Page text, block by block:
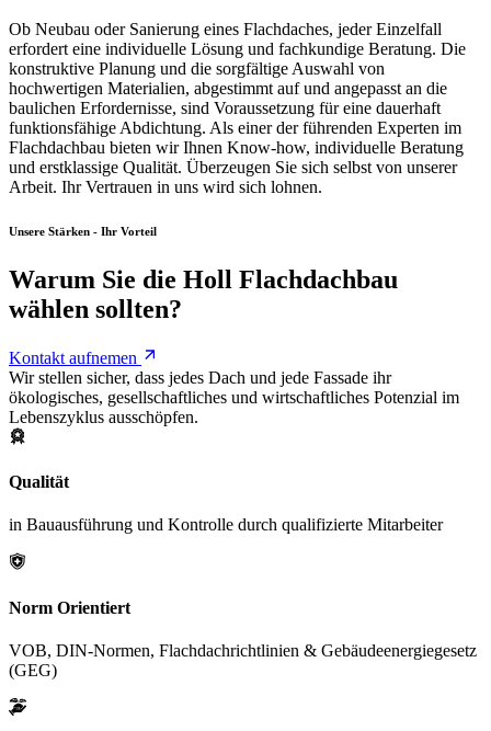
Ob Neubau oder Sanierung eines Flachdaches, jeder Einzelfall
erfordert eine individuelle Lösung und fachkundige Beratung. Die
konstruktive Planung und die sorgfältige Auswahl von
hochwertigen Materialien, abgestimmt auf und angepasst an die
baulichen Erfordernisse, sind Voraussetzung für eine dauerhaft
funktionsfähige Abdichtung. Als einer der führenden Experten im
Flachdachbau bieten wir Ihnen Know-how, individuelle Beratung
und erstklassige Qualität. Überzeugen Sie sich selbst von unserer
Arbeit. Ihr Vertrauen in uns wird sich lohnen.
Unsere Stärken - Ihr Vorteil
Warum Sie die Holl Flachdachbau
wählen sollten?
Kontakt aufnemen
Wir stellen sicher, dass jedes Dach und jede Fassade ihr
ökologisches, gesellschaftliches und wirtschaftliches Potenzial im
Lebenszyklus ausschöpfen.
Qualität
in Bauausführung und Kontrolle durch qualifizierte Mitarbeiter
Norm Orientiert
VOB, DIN-Normen, Flachdachrichtlinien & Gebäudeenergiegesetz
(GEG)